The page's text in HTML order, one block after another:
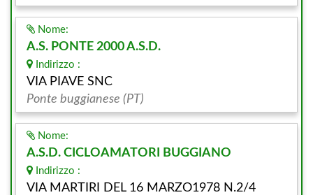
Nome:
A.S. PONTE 2000 A.S.D.
Indirizzo :
VIA PIAVE SNC
Ponte buggianese (PT)
Nome:
A.S.D. CICLOAMATORI BUGGIANO
Indirizzo :
VIA MARTIRI DEL 16 MARZO1978 N.2/4